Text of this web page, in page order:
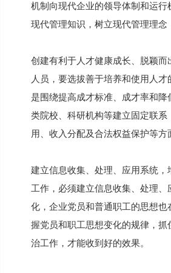
机制向现代企业的领导体制和运
现代管理知识，树立现代管理理
创建有利于人才健康成长、脱颖
人员，要选拔善于培养和使用人
是围绕提高成才标准、成才率和
类院校、科研机构等建立固定联
用、收入分配及合法权益保护等
建立信息收集、处理、应用系统
工作，必须建立信息收集、处理
化，企业党员和普通职工的思想
握党员和职工思想变化的规律，
治工作，才能收到好的效果。